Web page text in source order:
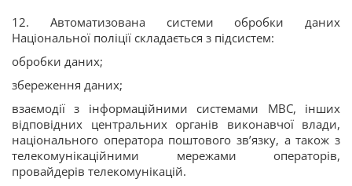
12. Автоматизована системи обробки даних
Національної поліції складається з підсистем:
обробки даних;
збереження даних;
взаємодії з інформаційними системами МВС, інших
відповідних центральних органів виконавчої влади,
національного оператора поштового зв’язку, а також з
телекомунікаційними мережами операторів,
провайдерів телекомунікацій.